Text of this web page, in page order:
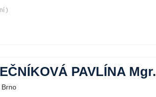
)
PAVLÍNA Mgr.